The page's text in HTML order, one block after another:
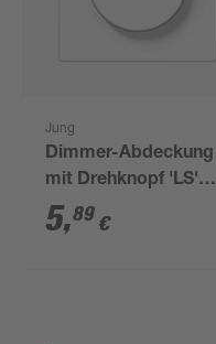
Jung
Dimmer-Abdeckung
mit Drehknopf 'LS'
weiß
5,89 €